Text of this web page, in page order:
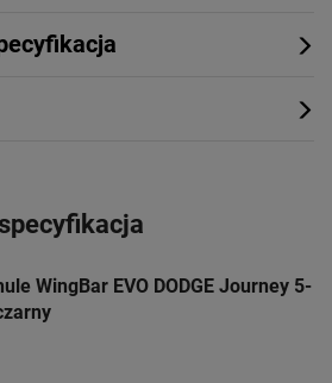
WingBar EVO DODGE Journey 5-